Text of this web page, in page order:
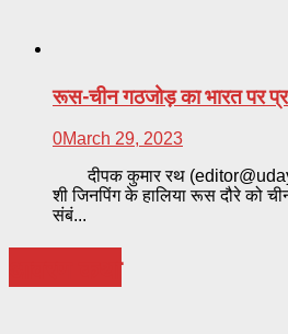
रूस-चीन गठजोड़ का भारत पर
0March 29, 2023
दीपक कुमार रथ (
शी जिनपिंग के हालिया रूस दौरे को
संबं...